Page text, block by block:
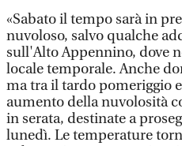
«Sabato il tempo sarà in
nuvoloso, salvo qualche
sull'Alto Appennino, dove
locale temporale. Anche
ma tra il tardo pomeriggio
aumento della nuvolosità
in serata, destinate a
lunedì. Le temperature